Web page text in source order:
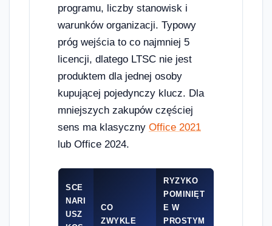
programu, liczby stanowisk i
warunków organizacji. Typowy
próg wejścia to co najmniej 5
licencji, dlatego LTSC nie jest
produktem dla jednej osoby
kupującej pojedynczy klucz. Dla
mniejszych zakupów częściej
sens ma klasyczny Office 2021
lub Office 2024.
SCE
NARI
USZ
CO
ZWYKLE
RYZYKO
POMINIĘT
E W
PROSTYM